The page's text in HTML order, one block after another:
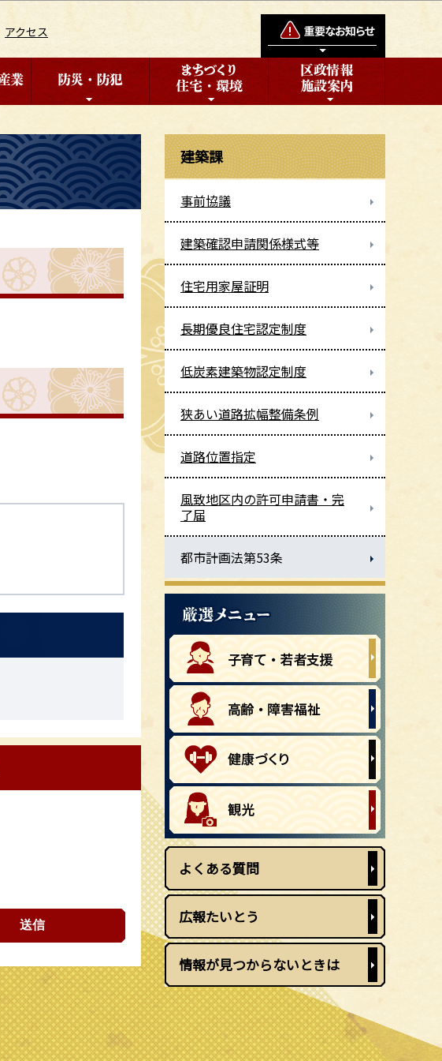
アクセス
建築課
事前協議
建築確認申請関係様式等
住宅用家屋証明
長期優良住宅認定制度
低炭素建築物認定制度
狭あい道路拡幅整備条例
道路位置指定
風致地区内の許可申請書・完
了届
都市計画法第53条
よくある質問
広報たいとう
情報が見つからないときは